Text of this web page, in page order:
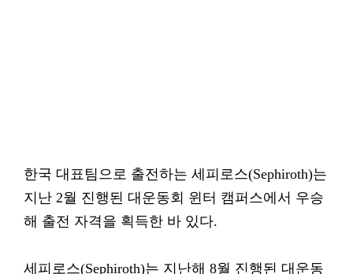
한국 대표팀으로 출전하는 세피로스(Sephiroth)는
지난 2월 진행된 대운동회 윈터 캠퍼스에서 우승
해 출전 자격을 획득한 바 있다.
세피로스(Sephiroth)는 지난해 8월 진행된 대운동